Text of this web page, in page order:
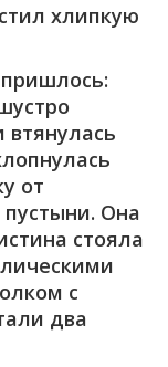
хлипкую
втянулась
от
пустыни. Она
стояла
с
два